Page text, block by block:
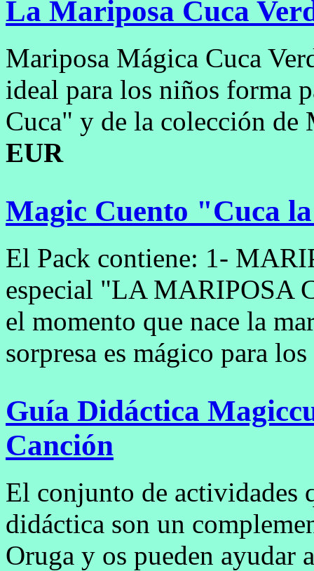
La Mariposa Cuca
Mariposa Mágica Cuca
ideal para los niños forma
Cuca" y de la colección
EUR
Magic Cuento "Cuca
El Pack contiene: 1-
especial "LA MARIPOSA
el momento que nace la
sorpresa es mágico para
Guía Didáctica
Canción
El conjunto de actividades
didáctica son un
Oruga y os pueden ayudar